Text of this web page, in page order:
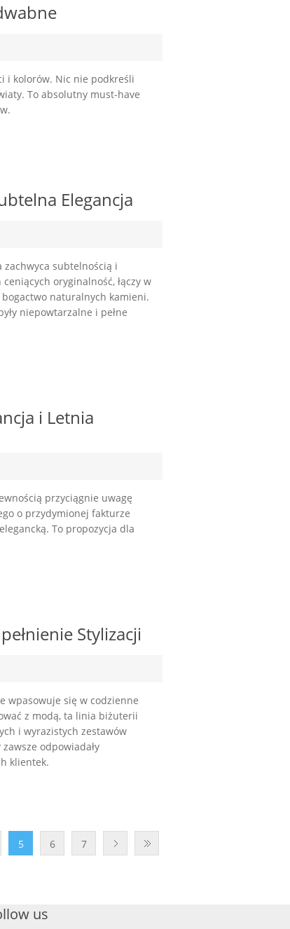
i kolorów. Nic nie podkreśli
To absolutny must-have
Elegancja
zachwyca subtelnością i
oryginalność, łączy w
bogactwo naturalnych kamieni.
niepowtarzalne i pełne
i Letnia
przyciągnie uwagę
o przydymionej fakturze
To propozycja dla
Stylizacji
wpasowuje się w codzienne
z modą, ta linia biżuterii
i wyrazistych zestawów
odpowiadały
klientek.
5 6 7
us